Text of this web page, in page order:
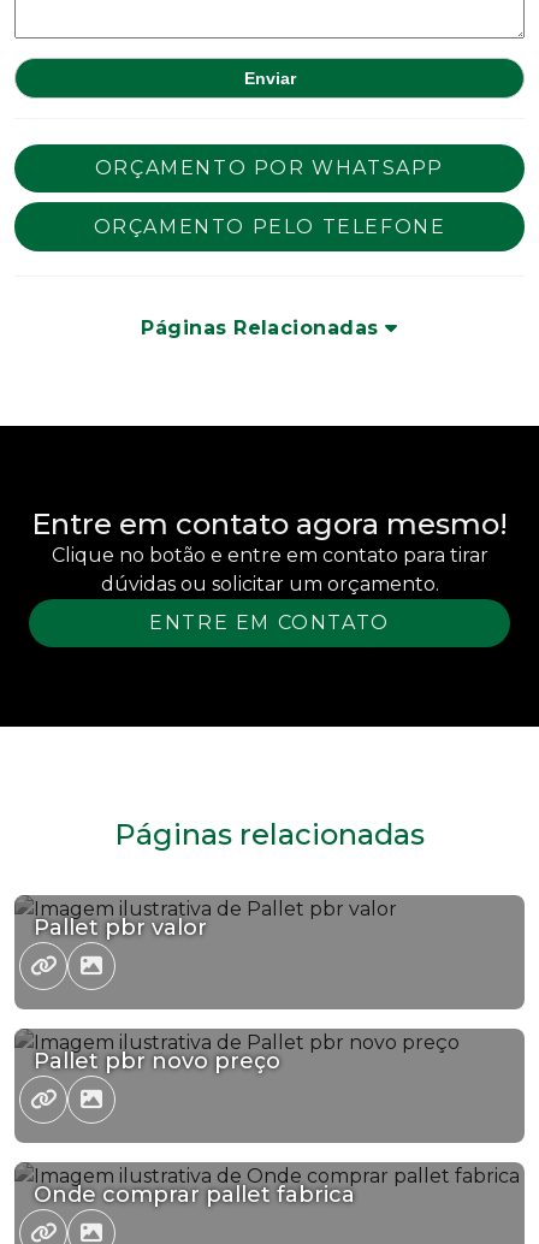
ORÇAMENTO POR WHATSAPP
ORÇAMENTO PELO TELEFONE
Páginas Relacionadas
Entre em contato agora mesmo!
Clique no botão e entre em contato para tirar
dúvidas ou solicitar um orçamento.
ENTRE EM CONTATO
Páginas relacionadas
Pallet pbr valor
Pallet pbr novo preço
Onde comprar pallet fabrica